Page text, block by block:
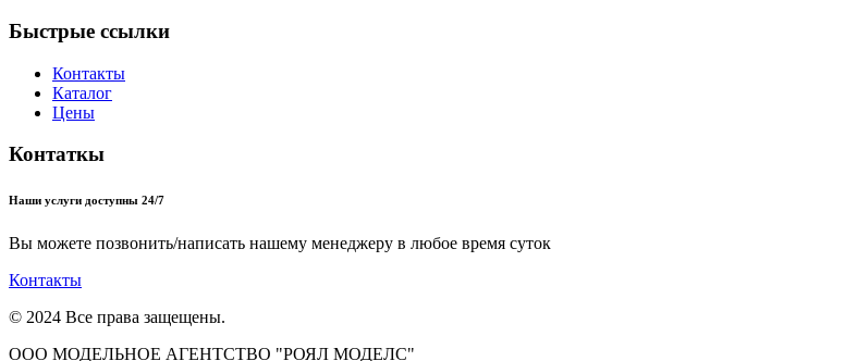
Быстрые ссылки
Контакты
Каталог
Цены
Контаткы
Наши услуги доступны 24/7
Вы можете позвонить/написать нашему менеджеру в любое время суток
Контакты
© 2024 Все права защещены.
ООО МОДЕЛЬНОЕ АГЕНТСТВО "РОЯЛ МОДЕЛС"